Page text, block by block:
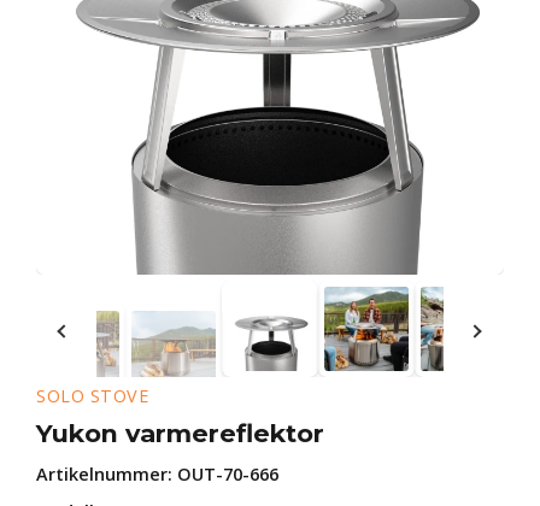
SOLO STOVE
Yukon varmereflektor
Artikelnummer: OUT-70-666